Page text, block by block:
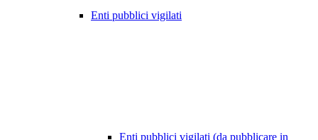
Enti pubblici vigilati
Enti pubblici vigilati (da pubblicare in